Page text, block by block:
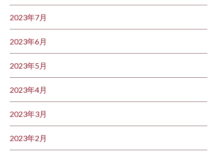
2023年7月
2023年6月
2023年5月
2023年4月
2023年3月
2023年2月